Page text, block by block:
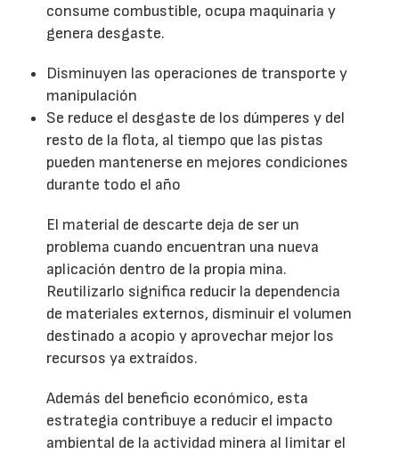
consume combustible, ocupa maquinaria y
genera desgaste.
Disminuyen las operaciones de transporte y
manipulación
Se reduce el desgaste de los dúmperes y del
resto de la flota, al tiempo que las pistas
pueden mantenerse en mejores condiciones
durante todo el año
El material de descarte deja de ser un
problema cuando encuentran una nueva
aplicación dentro de la propia mina.
Reutilizarlo significa reducir la dependencia
de materiales externos, disminuir el volumen
destinado a acopio y aprovechar mejor los
recursos ya extraídos.
Además del beneficio económico, esta
estrategia contribuye a reducir el impacto
ambiental de la actividad minera al limitar el